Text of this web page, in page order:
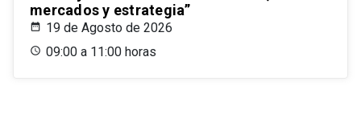
mercados y estrategia”
19 de Agosto de 2026
09:00 a 11:00 horas